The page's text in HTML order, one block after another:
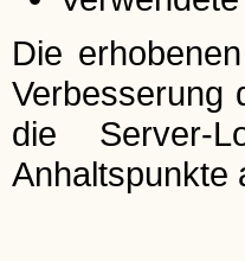
Die
Verbesserung
die Server-
Anhaltspunkte